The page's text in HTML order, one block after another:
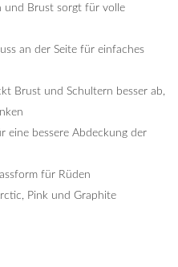
und Brust sorgt für volle
an der Seite für einfaches
Brust und Schultern besser ab,
eine bessere Abdeckung der
für Rüden
Pink und Graphite